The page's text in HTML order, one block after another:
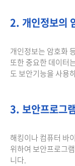
2. 개인정보의
개인정보는 암호화
또한 중요한 데이터
도 보안기능을 사용
3. 보안프로그
해킹이나 컴퓨터 바
위하여 보안프로그
니다.